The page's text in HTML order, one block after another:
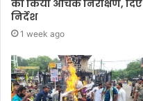
का किया औचक निरीक्षण, दिए
निर्देश
1 week ago